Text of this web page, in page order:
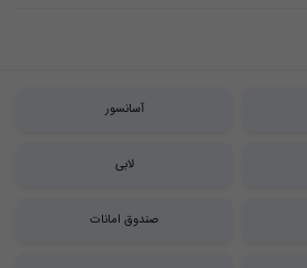
آسانسور
لابی
صندوق امانات